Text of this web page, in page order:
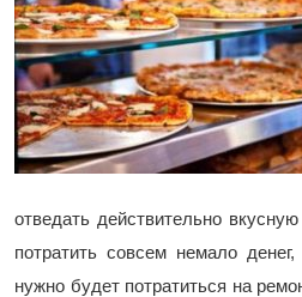
отведать действительно
потратить совсем немало
нужно будет потратиться на